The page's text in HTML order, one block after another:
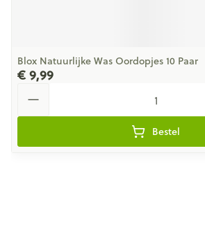
Blox Natuurlijke Was Oordopjes 10 Paar
€ 9,99
Bestel